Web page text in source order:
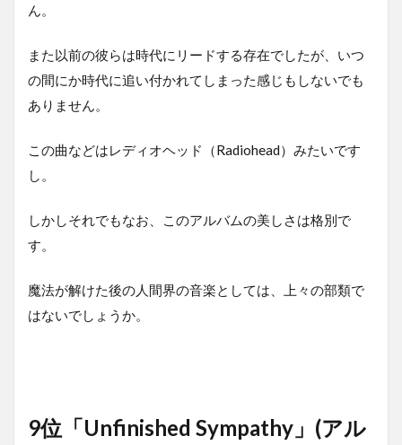
ん。
また以前の彼らは時代にリードする存在でしたが、いつ
の間にか時代に追い付かれてしまった感じもしないでも
ありません。
この曲などはレディオヘッド（Radiohead）みたいです
し。
しかしそれでもなお、このアルバムの美しさは格別で
す。
魔法が解けた後の人間界の音楽としては、上々の部類で
はないでしょうか。
9位「Unfinished Sympathy」(アル